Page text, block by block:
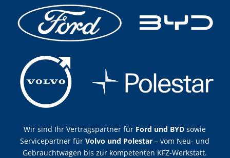
Wir sind Ihr Vertragspartner für Ford und BYDsowie
Servicepartner für Volvo und Polestar– vom Neu- und
Gebrauchtwagen bis zur kompetenten KFZ-Werkstatt.